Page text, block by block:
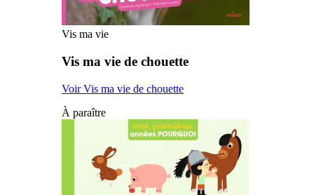
Vis ma vie
Vis ma vie de chouette
Voir Vis ma vie de chouette
À paraître